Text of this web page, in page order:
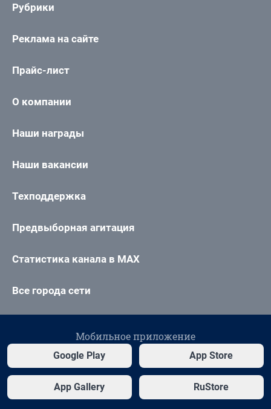
Рубрики
Реклама на сайте
Прайс-лист
О компании
Наши награды
Наши вакансии
Техподдержка
Предвыборная агитация
Статистика канала в MAX
Все города сети
Мобильное приложение
Google Play App Store
App Gallery RuStore